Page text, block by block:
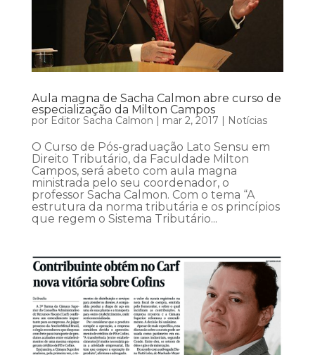
Aula magna de Sacha Calmon abre curso de
especialização da Milton Campos
por Editor Sacha Calmon | mar 2, 2017 | Notícias
O Curso de Pós-graduação Lato Sensu em
Direito Tributário, da Faculdade Milton
Campos, será abeto com aula magna
ministrada pelo seu coordenador, o
professor Sacha Calmon. Com o tema “A
estrutura da norma tributária e os princípios
que regem o Sistema Tributário...